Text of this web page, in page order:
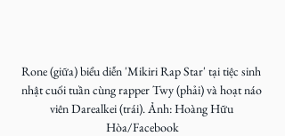
Rone (giữa) biểu diễn 'Mikiri Rap Star' tại tiệc sinh
nhật cuối tuần cùng rapper Twy (phải) và hoạt náo
viên Darealkei (trái). Ảnh: Hoàng Hữu
Hòa/Facebook